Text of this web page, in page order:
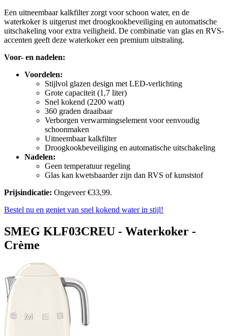
Een uitneembaar kalkfilter zorgt voor schoon water, en de
waterkoker is uitgerust met droogkookbeveiliging en automatische
uitschakeling voor extra veiligheid. De combinatie van glas en RVS-
accenten geeft deze waterkoker een premium uitstraling.
Voor- en nadelen:
Voordelen:
Stijlvol glazen design met LED-verlichting
Grote capaciteit (1,7 liter)
Snel kokend (2200 watt)
360 graden draaibaar
Verborgen verwarmingselement voor eenvoudig
schoonmaken
Uitneembaar kalkfilter
Droogkookbeveiliging en automatische uitschakeling
Nadelen:
Geen temperatuur regeling
Glas kan kwetsbaarder zijn dan RVS of kunststof
Prijsindicatie: Ongeveer €33,99.
Bestel nu en geniet van snel kokend water in stijl!
SMEG KLF03CREU - Waterkoker -
Crème